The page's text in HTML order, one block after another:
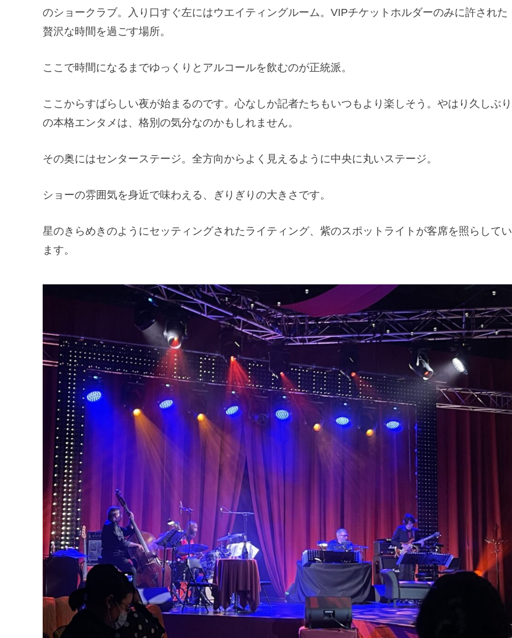
のショークラブ。入り口すぐ左にはウエイティングルーム。VIPチケットホルダーのみに許された
贅沢な時間を過ごす場所。
ここで時間になるまでゆっくりとアルコールを飲むのが正統派。
ここからすばらしい夜が始まるのです。心なしか記者たちもいつもより楽しそう。やはり久しぶり
の本格エンタメは、格別の気分なのかもしれません。
その奥にはセンターステージ。全方向からよく見えるように中央に丸いステージ。
ショーの雰囲気を身近で味わえる、ぎりぎりの大きさです。
星のきらめきのようにセッティングされたライティング、紫のスポットライトが客席を照らしてい
ます。